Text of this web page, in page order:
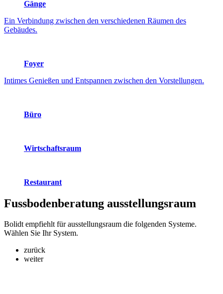
Gänge
Ein Verbindung zwischen den verschiedenen Räumen des
Gebäudes.
Foyer
Intimes Genießen und Entspannen zwischen den Vorstellungen.
Büro
Wirtschaftsraum
Restaurant
Fussbodenberatung ausstellungsraum
Bolidt empfiehlt für ausstellungsraum die folgenden Systeme.
Wählen Sie Ihr System.
zurück
weiter